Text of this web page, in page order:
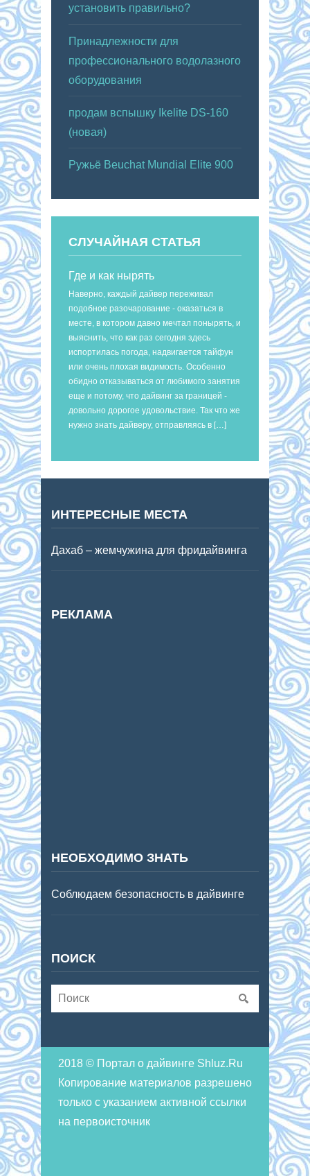
установить правильно?
Принадлежности для
профессионального водолазного
оборудования
продам вспышку Ikelite DS-160
(новая)
Ружьё Beuchat Mundial Elite 900
СЛУЧАЙНАЯ СТАТЬЯ
Где и как нырять
Наверно, каждый дайвер переживал
подобное разочарование - оказаться в
месте, в котором давно мечтал понырять, и
выяснить, что как раз сегодня здесь
испортилась погода, надвигается тайфун
или очень плохая видимость. Особенно
обидно отказываться от любимого занятия
еще и потому, что дайвинг за границей -
довольно дорогое удовольствие. Так что же
нужно знать дайверу, отправляясь в […]
ИНТЕРЕСНЫЕ МЕСТА
Дахаб – жемчужина для фридайвинга
РЕКЛАМА
НЕОБХОДИМО ЗНАТЬ
Соблюдаем безопасность в дайвинге
ПОИСК
2018 © Портал о дайвинге Shluz.Ru
Копирование материалов разрешено
только с указанием активной ссылки
на первоисточник